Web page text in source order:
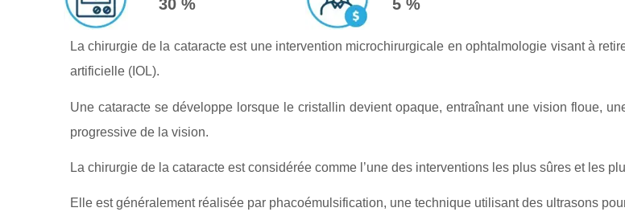
30 % 5 %
La chirurgie de la cataracte est une intervention microchirurgicale en ophtalmologie visant à
artificielle (IOL).
Une cataracte se développe lorsque le cristallin devient opaque, entraînant une vision floue,
progressive de la vision.
La chirurgie de la cataracte est considérée comme l’une des interventions les plus sûres et les
Elle est généralement réalisée par phacoémulsification, une technique utilisant des ultrasons